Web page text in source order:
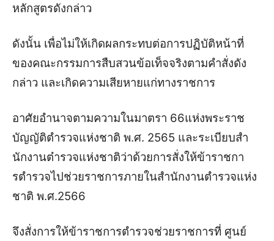
หลักสูตรดังกล่าว
ดังนั้น เพื่อไม่ให้เกิดผลกระทบต่อการปฏิบัติหน้าที่
ของคณะกรรมการสืบสวนข้อเท็จจริงตามคำสั่งดัง
กล่าว และเกิดความเสียหายแก่ทางราชการ
อาศัยอํานาจตามความในมาตรา 66แห่งพระราช
บัญญัติตํารวจแห่งชาติ พ.ศ. 2565 และระเบียบสํา
นักงานต๋ารวจแห่งชาติว่าด้วยการสั่งให้ข้าราชกา
รตํารวจไปช่วยราชการภายในสํานักงานตํารวจแห่ง
ชาติ พ.ศ.2566
จึงสั่งการให้ข้าราชการตํารวจช่วยราชการที่ ศูนย์